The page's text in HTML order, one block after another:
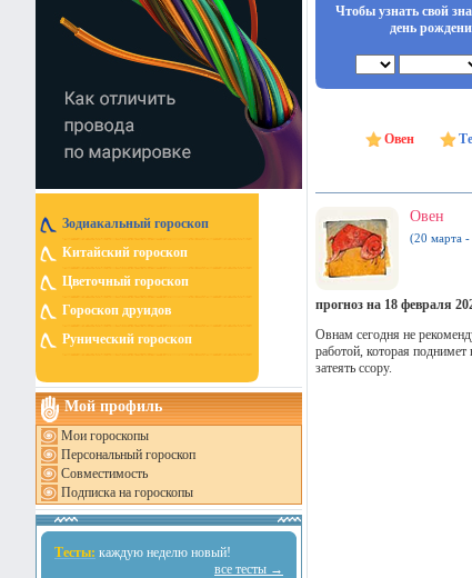
Зодиакальный гороскоп
Китайский гороскоп
Цветочный гороскоп
Гороскоп друидов
Рунический гороскоп
Мой профиль
Мои гороскопы
Персональный гороскоп
Совместимость
Подписка на гороскопы
Тесты: каждую неделю новый!
все тесты →
Чтобы узнать свой
день
Овен
Овен
(20 марта -
прогноз на 18 февраля
Овнам сегодня не
работой, которая
затеять ссору.